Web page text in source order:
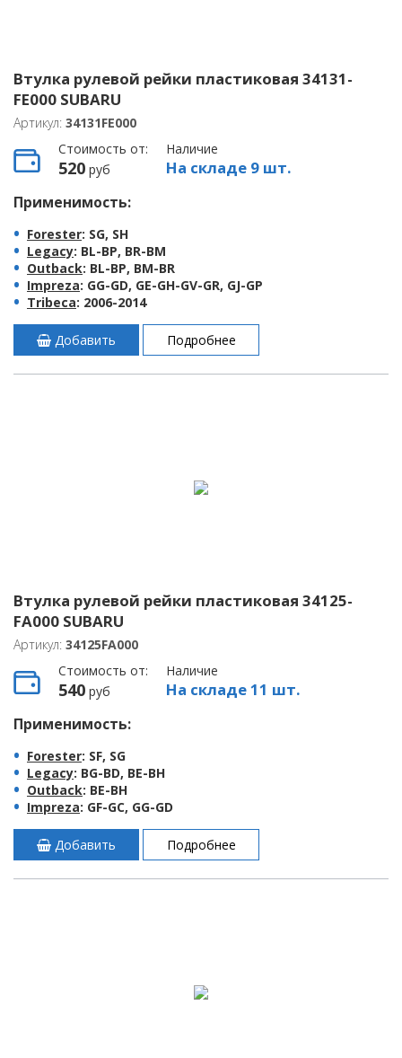
Втулка рулевой рейки пластиковая 34131-
FE000 SUBARU
Артикул: 34131FE000
Стоимость от:
520 руб
Наличие
На складе 9 шт.
Применимость:
Forester: SG, SH
Legacy: BL-BP, BR-BM
Outback: BL-BP, BM-BR
Impreza: GG-GD, GE-GH-GV-GR, GJ-GP
Tribeca: 2006-2014
Добавить Подробнее
Втулка рулевой рейки пластиковая 34125-
FA000 SUBARU
Артикул: 34125FA000
Стоимость от:
540 руб
Наличие
На складе 11 шт.
Применимость:
Forester: SF, SG
Legacy: BG-BD, BE-BH
Outback: BE-BH
Impreza: GF-GC, GG-GD
Добавить Подробнее